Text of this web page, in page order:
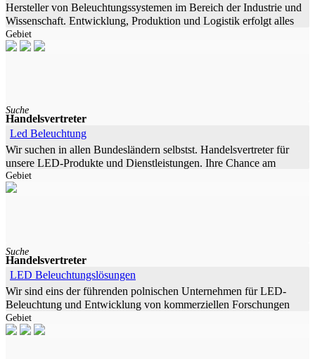
Hersteller von Beleuchtungssystemen im Bereich der Industrie und
Wissenschaft. Entwicklung, Produktion und Logistik erfolgt alles
unter einem Dach im bayrischen Nürnberg. Sehr innovative
Produkte
Gebiet
Suche
Handelsvertreter
Led Beleuchtung
Wir suchen in allen Bundesländern selbstst. Handelsvertreter für
unsere LED-Produkte und Dienstleistungen. Ihre Chance am
Zukunftsmarkt LED-Beleuchtung. Wir beschäftigen uns seit
jahren mit dem
Gebiet
Suche
Handelsvertreter
LED Beleuchtungslösungen
Wir sind eins der führenden polnischen Unternehmen für LED-
Beleuchtung und Entwicklung von kommerziellen Forschungen
über diese innovative Technologie.Wir fertigen für Sie ein auf Sie
zugeschnittenes
Gebiet